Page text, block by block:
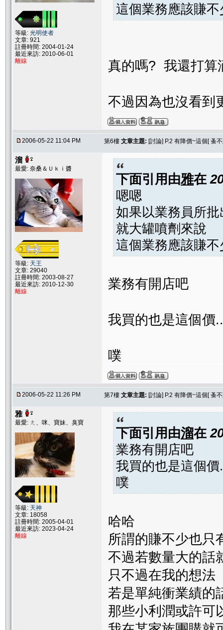
等級: 光明使者
文章: 921
註冊時間: 2004-01-24
最近來訪: 2010-06-01
離線
這個業務應該賺不
真的嗎? 我還打算
不過因為也沒看到
2006-05-22 11:04 PM 第6樓 文章主題: [討論] P.2 有降價~這個[ 蚤
溜
最愛: 奈桑＆Ｕｋｉ醬
等級: 天王
文章: 29040
註冊時間: 2003-08-27
最近來訪: 2010-12-30
離線
下面引用由雅在
嗯嗯
如果以業務員所
就大罐噴劑來說
這個業務應該賺不
業務有開店吧
我買的也是這個價
噗
2006-05-22 11:26 PM 第7樓 文章主題: [討論] P.2 有降價~這個[ 蚤
雅
最愛: ㄤ、咪、寶妹、臭寶
等級: 天神
文章: 18058
註冊時間: 2005-04-01
最近來訪: 2023-04-24
離線
下面引用由溜在
業務有開店吧
我買的也是這個價
噗
哈哈
所謂的賺不少也只
不過若數量大的話
只不過在我的想法
若是單純衝業績的
那些小利潤或許可